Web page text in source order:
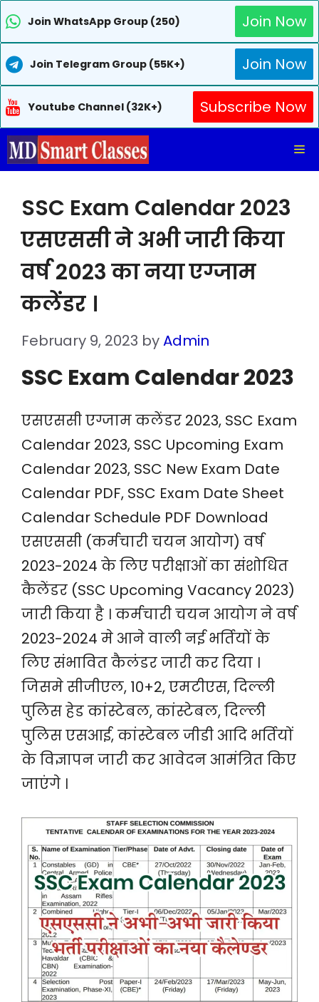
Join WhatsApp Group (250) Join Now
Join Telegram Group (55K+) Join Now
Youtube Channel (32K+)
Subscribe Now
Skip
to
SSC Exam Calendar 2023
एसएससी ने अभी जारी किया
वर्ष 2023 का नया एग्जाम
कलेंडर ।
February 9, 2023 byAdmin
SSC Exam Calendar 2023
एसएससी एग्जाम कलेंडर 2023, SSC Exam
Calendar 2023, SSC Upcoming Exam
Calendar 2023, SSC New Exam Date
Calendar PDF, SSC Exam Date Sheet
Calendar Schedule PDF Download
एसएससी (कर्मचारी चयन आयोग) वर्ष
2023-2024 के लिए परीक्षाओं का संशोधित
कैलेंडर (SSC Upcoming Vacancy 2023)
जारी किया है । कर्मचारी चयन आयोग ने वर्ष
2023-2024 मे आने वाली नई भर्तियों के
लिए संभावित कैलंडर जारी कर दिया ।
जिसमे सीजीएल, 10+2, एमटीएस, दिल्ली
पुलिस हेड कांस्टेबल, कांस्टेबल, दिल्ली
पुलिस एसआई, कांस्टेबल जीडी आदि भर्तियों
के विज्ञापन जारी कर आवेदन आमंत्रित किए
जाएंगे ।